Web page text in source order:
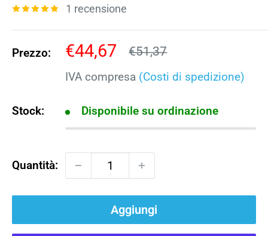
1 recensione
Prezzo:
Prezzo
scontato
€44,67 Prezzo
€51,37
IVA compresa (Costi di spedizione)
Stock: Disponibile su ordinazione
Quantità:
Aggiungi